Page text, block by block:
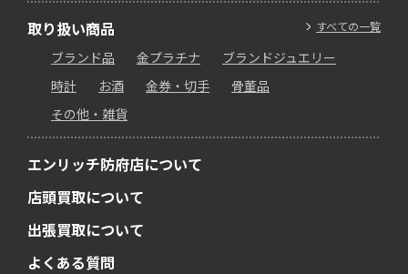
すべての一覧
取り扱い商品
ブランド品 金プラチナ
ブランドジュエリー
時計
お酒 金券・切手
骨董品
その他・雑貨
エンリッチ防府店について
店頭買取について
出張買取について
よくある質問